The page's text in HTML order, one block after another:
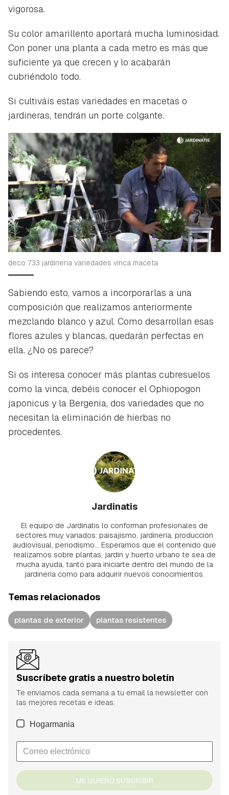
vigorosa.
Su color amarillento aportará mucha luminosidad.
Con poner una planta a cada metro es más que
suficiente ya que crecen y lo acabarán
cubriéndolo todo.
Si cultiváis estas variedades en macetas o
jardineras, tendrán un porte colgante.
deco 733 jardineria variedades vinca maceta
Sabiendo esto, vamos a incorporarlas a una
composición que realizamos anteriormente
mezclando blanco y azul. Como desarrollan esas
flores azules y blancas, quedarán perfectas en
ella. ¿No os parece?
Si os interesa conocer más plantas cubresuelos
como la vinca, debéis conocer el Ophiopogon
japonicus y la Bergenia, dos variedades que no
necesitan la eliminación de hierbas no
procedentes.
Jardinatis
El equipo de Jardinatis lo conforman profesionales de
sectores muy variados: paisajismo, jardinería, producción
audiovisual, periodismo... Esperamos que el contenido que
realizamos sobre plantas, jardín y huerto urbano te sea de
mucha ayuda, tanto para iniciarte dentro del mundo de la
jardinería como para adquirir nuevos conocimientos.
Temas relacionados
plantas de exterior plantas resistentes
Suscríbete gratis a nuestro boletín
Te enviamos cada semana a tu email la newsletter con
las mejores recetas e ideas.
Hogarmania
ME QUIERO SUSCRIBIR